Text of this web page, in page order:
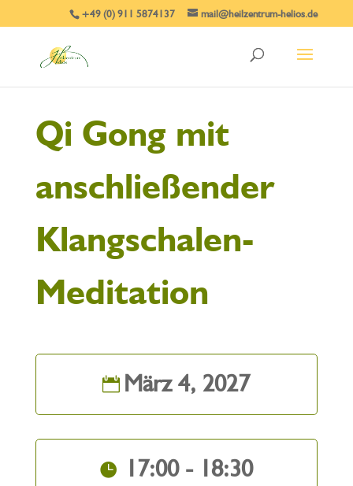
+49 (0) 911 5874137 mail@heilzentrum-helios.de
Qi Gong mit
anschließender
Klangschalen-
Meditation
März 4, 2027
17:00 - 18:30